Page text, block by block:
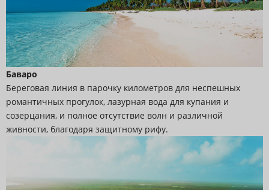
Баваро
Береговая линия в парочку километров для неспешных
романтичных прогулок, лазурная вода для купания и
созерцания, и полное отсутствие волн и различной
живности, благодаря защитному рифу.